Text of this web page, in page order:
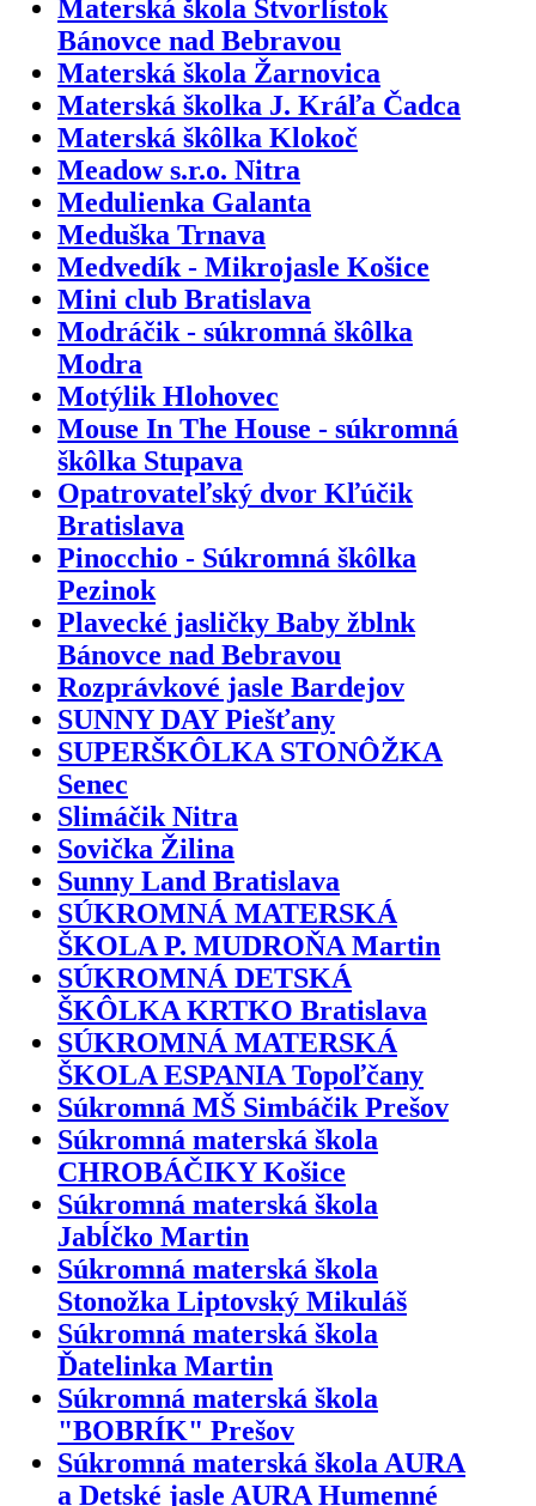
Materská škola Štvorlístok
Bánovce nad Bebravou
Materská škola Žarnovica
Materská školka J. Kráľa Čadca
Materská škôlka Klokoč
Meadow s.r.o. Nitra
Medulienka Galanta
Meduška Trnava
Medvedík - Mikrojasle Košice
Mini club Bratislava
Modráčik - súkromná škôlka
Modra
Motýlik Hlohovec
Mouse In The House - súkromná
škôlka Stupava
Opatrovateľský dvor Kľúčik
Bratislava
Pinocchio - Súkromná škôlka
Pezinok
Plavecké jasličky Baby žblnk
Bánovce nad Bebravou
Rozprávkové jasle Bardejov
SUNNY DAY Piešťany
SUPERŠKÔLKA STONÔŽKA
Senec
Slimáčik Nitra
Sovička Žilina
Sunny Land Bratislava
SÚKROMNÁ MATERSKÁ
ŠKOLA P. MUDROŇA Martin
SÚKROMNÁ DETSKÁ
ŠKÔLKA KRTKO Bratislava
SÚKROMNÁ MATERSKÁ
ŠKOLA ESPANIA Topoľčany
Súkromná MŠ Simbáčik Prešov
Súkromná materská škola
CHROBÁČIKY Košice
Súkromná materská škola
Jabĺčko Martin
Súkromná materská škola
Stonožka Liptovský Mikuláš
Súkromná materská škola
Ďatelinka Martin
Súkromná materská škola
"BOBRÍK" Prešov
Súkromná materská škola AURA
a Detské jasle AURA Humenné